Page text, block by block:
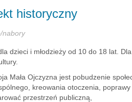
historyczny
nabory
dzieci i młodzieży od 10 do 18 lat.
Mała Ojczyzna jest pobudzenie
kreowania otoczenia,
przestrzeń publiczną,